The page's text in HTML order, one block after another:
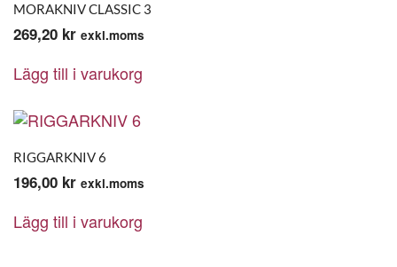
MORAKNIV CLASSIC 3
269,20 kr exkl.moms
Lägg till i varukorg
RIGGARKNIV 6
196,00 kr exkl.moms
Lägg till i varukorg